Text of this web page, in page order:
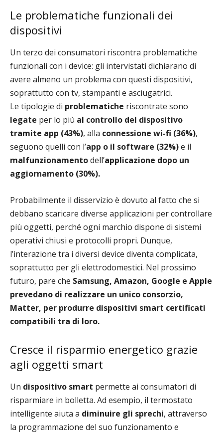
Le problematiche funzionali dei
dispositivi
Un terzo dei consumatori riscontra problematiche
funzionali con i device: gli intervistati dichiarano di
avere almeno un problema con questi dispositivi,
soprattutto con tv, stampanti e asciugatrici.
Le tipologie di problematiche riscontrate sono
legate per lo più al controllo del dispositivo
tramite app (43%), alla connessione wi-fi (36%),
seguono quelli con l’app o il software (32%)e il
malfunzionamentodell’applicazione dopo un
aggiornamento (30%).
Probabilmente il disservizio è dovuto al fatto che si
debbano scaricare diverse applicazioni per controllare
più oggetti, perché ogni marchio dispone di sistemi
operativi chiusi e protocolli propri. Dunque,
l’interazione tra i diversi device diventa complicata,
soprattutto per gli elettrodomestici. Nel prossimo
futuro, pare che Samsung, Amazon, Google e Apple
prevedano di realizzare un unico consorzio,
Matter, per produrre dispositivi smart certificati
compatibili tra di loro.
Cresce il risparmio energetico grazie
agli oggetti smart
Un dispositivo smart permette ai consumatori di
risparmiare in bolletta. Ad esempio, il termostato
intelligente aiuta a diminuire gli sprechi, attraverso
la programmazione del suo funzionamento e